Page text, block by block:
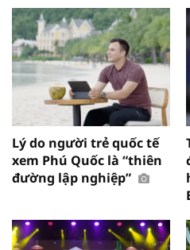
Lý do người trẻ quốc tế
xem Phú Quốc là “thiên
đường lập nghiệp”